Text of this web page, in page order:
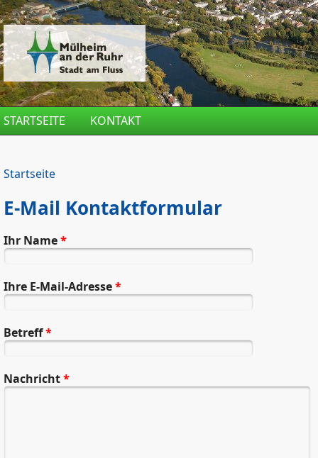
Direkt zum Inhalt
STARTSEITE KONTAKT
Startseite
E-Mail Kontaktformular
Ihr Name*
Ihre E-Mail-Adresse*
Betreff*
Nachricht*